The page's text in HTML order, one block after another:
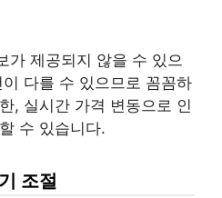
가 제공되지 않을 수 있으
다를 수 있으므로 꼼꼼하
, 실시간 가격 변동으로 인
수 있습니다.
조절